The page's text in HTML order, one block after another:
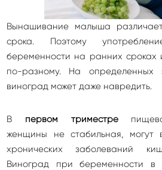
Вынашивание малыша
срока. Поэтому
беременности на ранних сроках
по-разному. На определенных
виноград может даже навредить.
В первом триместре
женщины не стабильная, могут
хронических заболеваний
Виноград при беременности в